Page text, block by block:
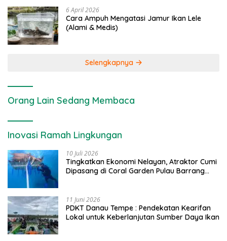
6 April 2026
Cara Ampuh Mengatasi Jamur Ikan Lele
(Alami & Medis)
Selengkapnya
Orang Lain Sedang Membaca
Inovasi Ramah Lingkungan
10 Juli 2026
Tingkatkan Ekonomi Nelayan, Atraktor Cumi
Dipasang di Coral Garden Pulau Barrang
11 Juni 2026
PDKT Danau Tempe : Pendekatan Kearifan
Lokal untuk Keberlanjutan Sumber Daya Ikan